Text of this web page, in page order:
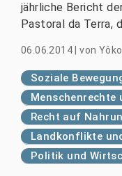
jährliche Bericht
Pastoral da Terra,
06.06.2014 |von
Soziale
Menschenrechte
Recht auf
Landkonflikte
Politik und